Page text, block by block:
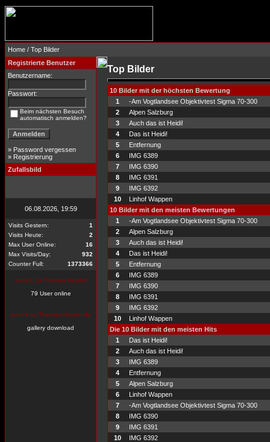
Home / Top Bilder
Registrierte Benutzer
Benutzername:
Passwort:
Beim nächsten Besuch
automatisch anmelden?
» Password vergessen
» Registrierung
Zufallsbild
06.08.2026, 19:59
Visits Gestern:
1
Visits Heute:
2
Max User Online:
16
Max Visits/Day:
932
Counter Full:
1373366
zurück zu Thomas Heydel
79 User online
zurück zu Thomas-Heydel.de
gallery download
Top Bilder
10 Bilder mit der höchsten Bewertung
1
-Am Vogtlandsee Objektivtest Sigma 70-300
2
Alpen Salzburg
3
Auch das ist Heidi!
4
Das ist Heidi!
5
Entfernung
6
IMG 6389
7
IMG 6390
8
IMG 6391
9
IMG 6392
10
Linhof Wappen
10 Bilder mit den meisten Bewertungen
1
-Am Vogtlandsee Objektivtest Sigma 70-300
2
Alpen Salzburg
3
Auch das ist Heidi!
4
Das ist Heidi!
5
Entfernung
6
IMG 6389
7
IMG 6390
8
IMG 6391
9
IMG 6392
10
Linhof Wappen
Die 10 Bilder mit den meisten Hits
1
Das ist Heidi!
2
Auch das ist Heidi!
3
IMG 6389
4
Entfernung
5
Alpen Salzburg
6
Linhof Wappen
7
-Am Vogtlandsee Objektivtest Sigma 70-300
8
IMG 6390
9
IMG 6391
10
IMG 6392